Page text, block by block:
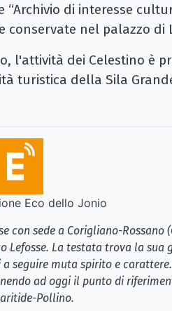
di interesse
conservate nel palazzo di
l'attività dei Celestino è
turistica della Sila
Eco dello Jonio
con sede a Corigliano-Rossano
La testata trova la sua
seguire muta spirito e carattere.
ad oggi il punto di
Pollino.